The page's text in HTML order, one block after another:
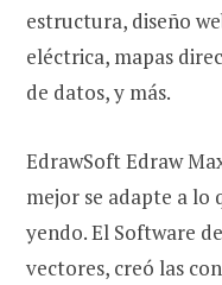
estructura, diseño
eléctrica, mapas
de datos, y más.
EdrawSoft Edraw
mejor se adapte a lo
yendo. El Software
vectores, creó las